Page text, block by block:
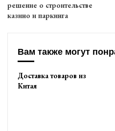
решение о строительстве
казино и паркинга
Вам также могут
Доставка товаров из
Китая